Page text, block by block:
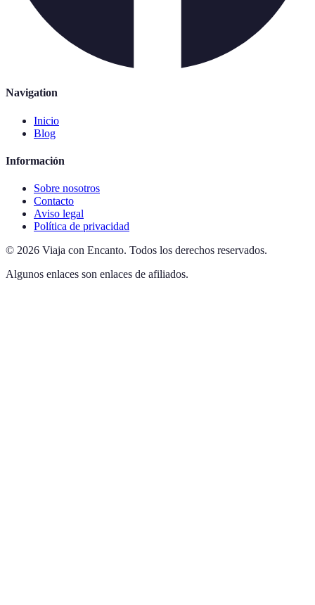
Navigation
Inicio
Blog
Información
Sobre nosotros
Contacto
Aviso legal
Política de privacidad
© 2026 Viaja con Encanto. Todos los derechos reservados.
Algunos enlaces son enlaces de afiliados.